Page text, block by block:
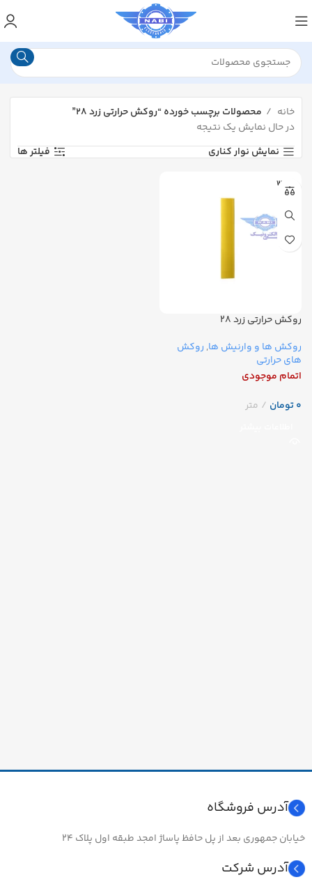
خانه
محصولات برچسب خورده “روکش حرارتی زرد ۲۸”
در حال نمایش یک نتیجه
نمایش نوار کناری
فیلتر ها
WOER
روکش حرارتی زرد ۲۸
روکش ها و وارنیش ها, روکش
های حرارتی
اتمام موجودی
تومان
آدرس فروشگاه
خیابان جمهوری بعد از پل حافظ پاساژ امجد طبقه اول پلاک ۲۴
آدرس شرکت